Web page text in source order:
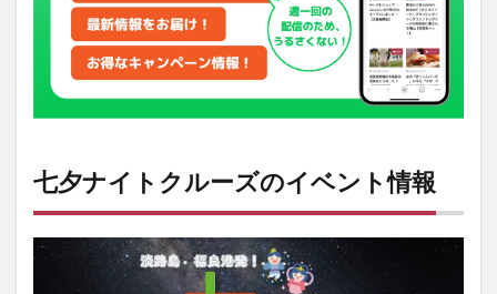
ルー
魅力
ポイ
ント
七夕
トク
ルー
七夕ナイトクルーズのイベント情報